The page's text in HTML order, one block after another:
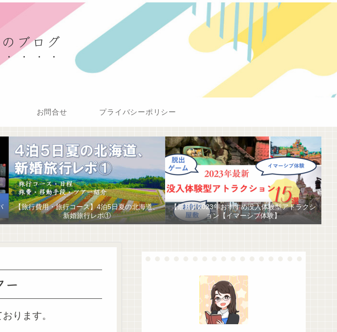
ブログ
お問合せ プライバシーポリシー
【旅行費用・旅行コース】4泊5日夏の北海道、
新婚旅行レポ①
【最新】2023年おすすめ没入体験型アトラクシ
ョン【イマーシブ体験】
ー
ります。